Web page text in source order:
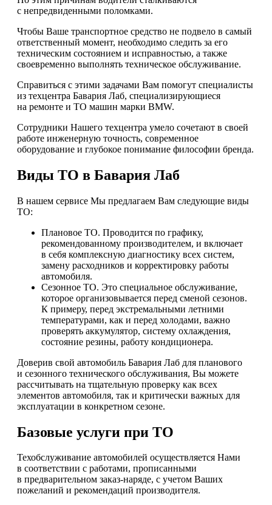
с непредвиденными поломками.
Чтобы Ваше транспортное средство не подвело в самый
ответственный момент, необходимо следить за его
техническим состоянием и исправностью, а также
своевременно выполнять техническое обслуживание.
Справиться с этими задачами Вам помогут специалисты
из техцентра Бавария Лаб, специализирующиеся
на ремонте и ТО машин марки BMW.
Сотрудники Нашего техцентра умело сочетают в своей
работе инженерную точность, современное
оборудование и глубокое понимание философии бренда.
Виды ТО в Бавария Лаб
В нашем сервисе Мы предлагаем Вам следующие виды
ТО:
Плановое ТО. Проводится по графику,
рекомендованному производителем, и включает
в себя комплексную диагностику всех систем,
замену расходников и корректировку работы
автомобиля.
Сезонное ТО. Это специальное обслуживание,
которое организовывается перед сменой сезонов.
К примеру, перед экстремальными летними
температурами, как и перед холодами, важно
проверять аккумулятор, систему охлаждения,
состояние резины, работу кондиционера.
Доверив свой автомобиль Бавария Лаб для планового
и сезонного технического обслуживания, Вы можете
рассчитывать на тщательную проверку как всех
элементов автомобиля, так и критически важных для
эксплуатации в конкретном сезоне.
Базовые услуги при ТО
Техобслуживание автомобилей осуществляется Нами
в соответствии с работами, прописанными
в предварительном заказ-наряде, с учетом Ваших
пожеланий и рекомендаций производителя.